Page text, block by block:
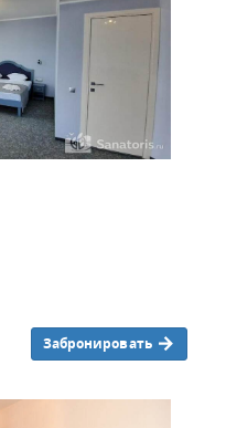
Забронировать